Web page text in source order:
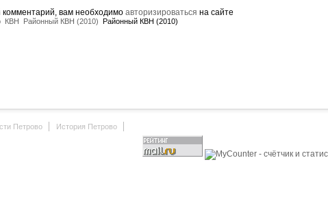
комментарий, вам необходимо авторизироваться на сайте
КВН Районный КВН (2010) Районный КВН (2010)
Петрово История Петрово